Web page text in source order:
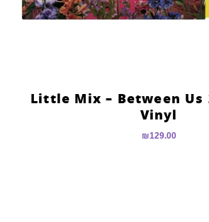
Little Mix – Between Us
Vinyl
₪129.00